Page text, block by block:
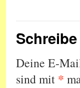
Deine E-
sind mit *